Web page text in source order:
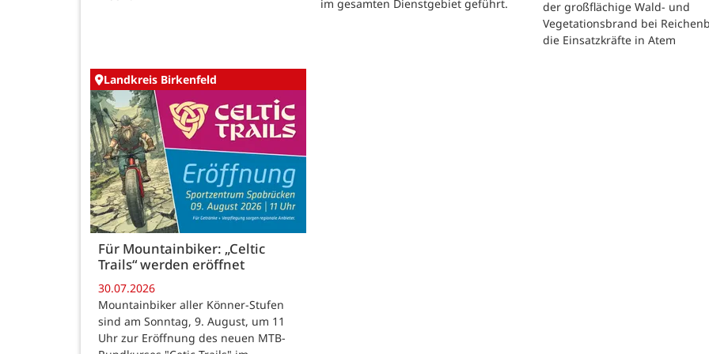
im gesamten Dienstgebiet geführt.
der großflächige Wald- und
Vegetationsbrand bei
die Einsatzkräfte in Atem
Landkreis Birkenfeld
Für Mountainbiker: „Celtic
Trails“ werden eröffnet
30.07.2026
Mountainbiker aller Könner-Stufen
sind am Sonntag, 9. August, um 11
Uhr zur Eröffnung des neuen MTB-